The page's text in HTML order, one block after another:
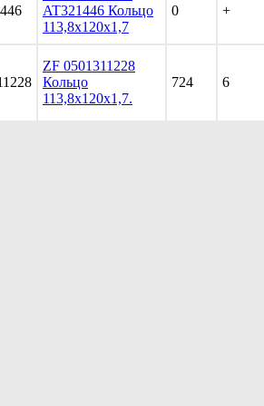
AT321446 Кольцо
113,8х120х1,7
0 +
ZF 0501311228
Кольцо
113,8х120х1,7.
724 6